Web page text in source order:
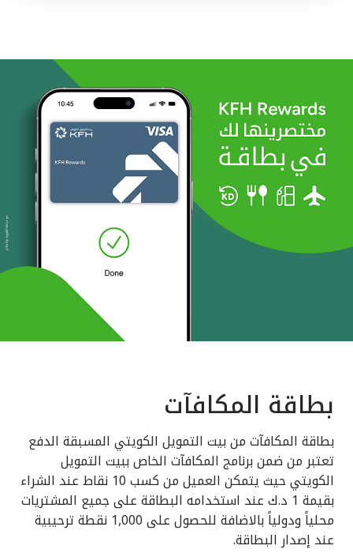
بطاقة المكافآت
بطاقة المكافآت من بيت التمويل الكويتي المسبقة الدفع
تعتبر من ضمن برنامج المكافآت الخاص ببيت التمويل
الكويتي حيث يتمكن العميل من كسب 10 نقاط عند الشراء
بقيمة 1 د.ك عند استخدامه البطاقة على جميع المشتريات
محلياً ودولياً بالاضافة للحصول على 1,000 نقطة ترحيبية
عند إصدار البطاقة.